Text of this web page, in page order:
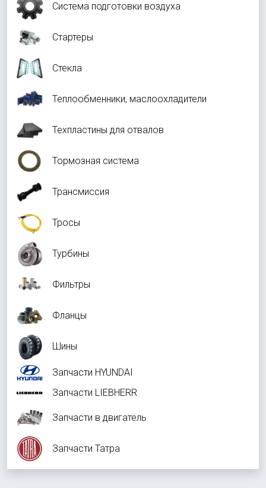
Система подготовки воздуха
Стартеры
Стекла
Теплообменники, маслоохладители
Техпластины для отвалов
Тормозная система
Трансмиссия
Тросы
Турбины
Фильтры
Фланцы
Шины
Запчасти HYUNDAI
Запчасти LIEBHERR
Запчасти в двигатель
Запчасти Татра